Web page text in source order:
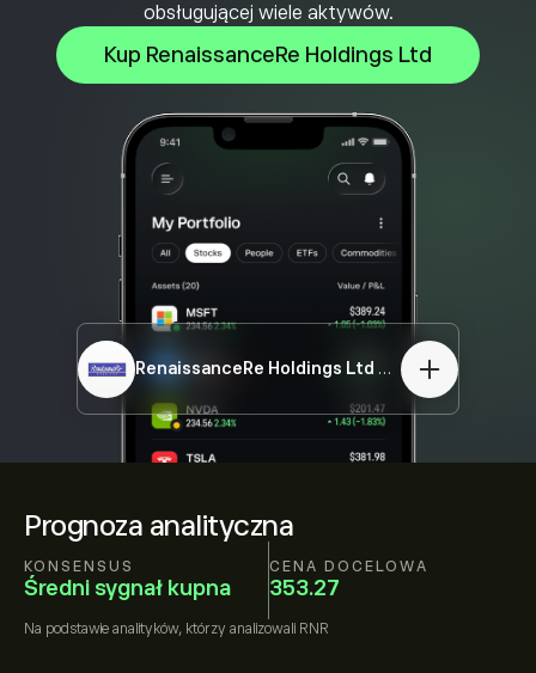
Prognoza analityczna
KONSENSUS
Średni sygnał kupna
CENA DOCELOWA
353.27
Na podstawie analityków, którzy analizowali RNR
obsługującej wiele aktywów.
Kup RenaissanceRe Holdings Ltd
RenaissanceRe Holdings Ltd RNR